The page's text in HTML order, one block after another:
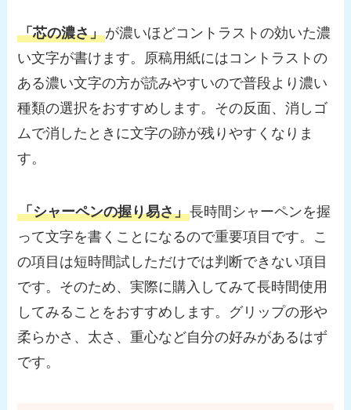
「芯の濃さ」が濃いほどコントラストの効いた濃
い文字が書けます。原稿用紙にはコントラストの
ある濃い文字の方が読みやすいので普段より濃い
種類の選択をおすすめします。その反面、消しゴ
ムで消したときに文字の跡が残りやすくなりま
す。
「シャーペンの握り易さ」長時間シャーペンを握
って文字を書くことになるので重要項目です。こ
の項目は短時間試しただけでは判断できない項目
です。そのため、実際に購入してみて長時間使用
してみることをおすすめします。 グリップの形や
柔らかさ、太さ、重心など自分の好みがあるはず
です。